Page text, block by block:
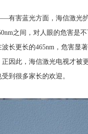
害蓝光方面，海信激光护
之间，对人眼的危害是
长更长的465nm，危害显
因此，海信激光电视才被
到很多家长的欢迎。